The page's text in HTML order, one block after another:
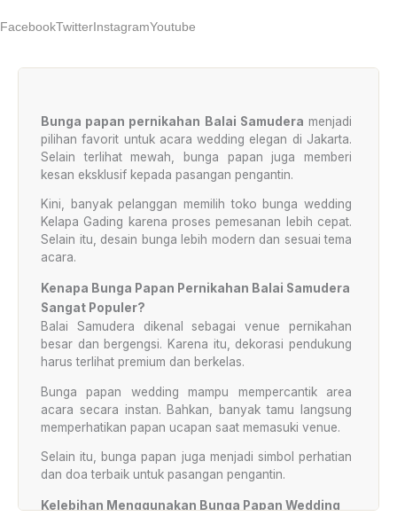
FacebookTwitter InstagramYoutube
Bunga papan pernikahan Balai Samudera menjadi
pilihan favorit untuk acara wedding elegan di Jakarta.
Selain terlihat mewah, bunga papan juga memberi
kesan eksklusif kepada pasangan pengantin.
Kini, banyak pelanggan memilih toko bunga wedding
Kelapa Gading karena proses pemesanan lebih cepat.
Selain itu, desain bunga lebih modern dan sesuai tema
acara.
Kenapa Bunga Papan Pernikahan Balai Samudera
Sangat Populer?
Balai Samudera dikenal sebagai venue pernikahan
besar dan bergengsi. Karena itu, dekorasi pendukung
harus terlihat premium dan berkelas.
Bunga papan wedding mampu mempercantik area
acara secara instan. Bahkan, banyak tamu langsung
memperhatikan papan ucapan saat memasuki venue.
Selain itu, bunga papan juga menjadi simbol perhatian
dan doa terbaik untuk pasangan pengantin.
Kelebihan Menggunakan Bunga Papan Wedding